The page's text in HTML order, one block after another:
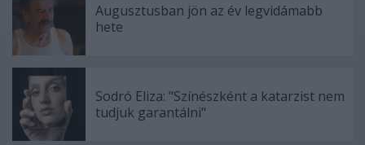
Augusztusban jön az év legvidámabb
hete
Sodró Eliza: "Színészként a katarzist nem
tudjuk garantálni"